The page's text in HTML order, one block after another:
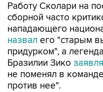
Работу Сколари на
сборной часто
нападающего
назвал его "старым
придурком", а
Бразилии Зико
не поменял в
против нее".